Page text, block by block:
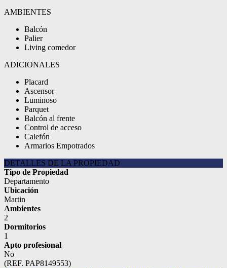
AMBIENTES
Balcón
Palier
Living comedor
ADICIONALES
Placard
Ascensor
Luminoso
Parquet
Balcón al frente
Control de acceso
Calefón
Armarios Empotrados
DETALLES DE LA PROPIEDAD
Tipo de Propiedad
Departamento
Ubicación
Martin
Ambientes
2
Dormitorios
1
Apto profesional
No
(REF. PAP8149553)